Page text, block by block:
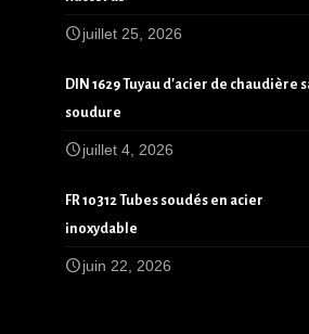
juillet 25, 2026
DIN 1629 Tuyau d'acier de chaudière
soudure
juillet 4, 2026
FR 10312 Tubes soudés en acier
inoxydable
juin 22, 2026